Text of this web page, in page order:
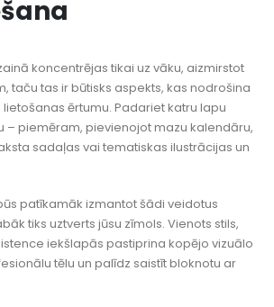
koncentrējas tikai uz vāku, aizmirstot
taču tas ir būtisks aspekts, kas nodrošina
ērtumu. Padariet katru lapu
– piemēram, pievienojot mazu kalendāru,
sadaļas vai tematiskas ilustrācijas un
patīkamāk izmantot šādi veidotus
tiks uztverts jūsu zīmols. Vienots stils,
iekšlapās pastiprina kopējo vizuālo
tēlu un palīdz saistīt bloknotu ar